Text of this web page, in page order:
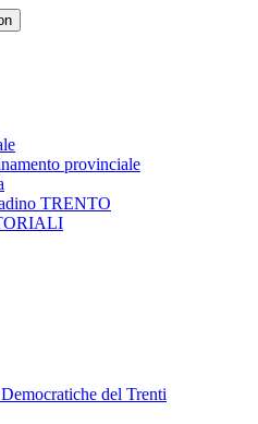
provinciale
TRENTO
del Trenti